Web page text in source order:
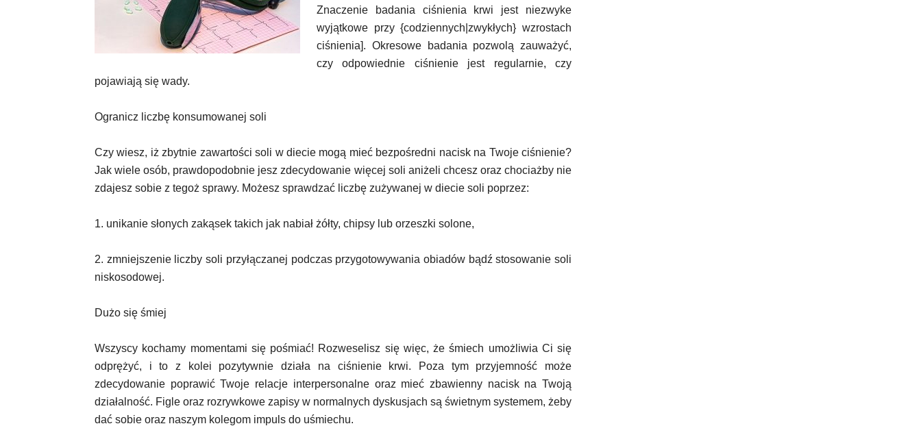
Znaczenie badania ciśnienia krwi jest niezwyke
wyjątkowe przy {codziennych|zwykłych} wzrostach
ciśnienia]. Okresowe badania pozwolą zauważyć,
czy odpowiednie ciśnienie jest regularnie, czy
pojawiają się wady.
Ogranicz liczbę konsumowanej soli
Czy wiesz, iż zbytnie zawartości soli w diecie mogą mieć bezpośredni nacisk na Twoje ciśnienie?
Jak wiele osób, prawdopodobnie jesz zdecydowanie więcej soli aniżeli chcesz oraz chociażby nie
zdajesz sobie z tegoż sprawy. Możesz sprawdzać liczbę zużywanej w diecie soli poprzez:
1. unikanie słonych zakąsek takich jak nabiał żółty, chipsy lub orzeszki solone,
2. zmniejszenie liczby soli przyłączanej podczas przygotowywania obiadów bądź stosowanie soli
niskosodowej.
Dużo się śmiej
Wszyscy kochamy momentami się pośmiać! Rozweselisz się więc, że śmiech umożliwia Ci się
odprężyć, i to z kolei pozytywnie działa na ciśnienie krwi. Poza tym przyjemność może
zdecydowanie poprawić Twoje relacje interpersonalne oraz mieć zbawienny nacisk na Twoją
działalność. Figle oraz rozrywkowe zapisy w normalnych dyskusjach są świetnym systemem, żeby
dać sobie oraz naszym kolegom impuls do uśmiechu.